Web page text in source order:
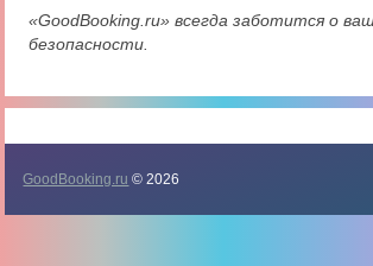
«GoodBooking.ru» всегда заботится о
безопасности.
GoodBooking.ru © 2026